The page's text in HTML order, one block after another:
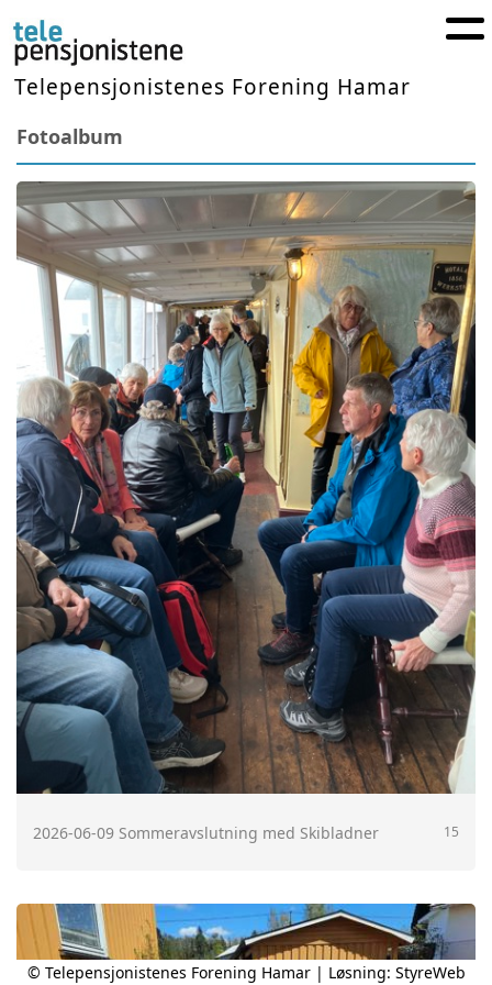
Telepensjonistenes Forening Hamar
Fotoalbum
2026-06-09 Sommeravslutning med Skibladner 15
© Telepensjonistenes Forening Hamar | Løsning: StyreWeb